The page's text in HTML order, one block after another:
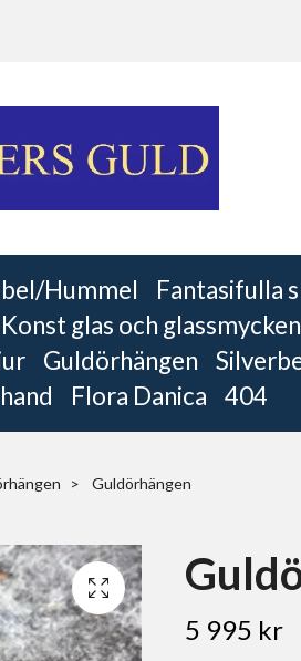
Hummel
Fantasifulla
Konst glas och glassmycken
Guldörhängen
Flora Danica 404
Guldörhängen
5 995 kr